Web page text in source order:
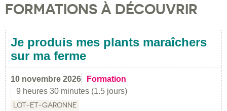
FORMATIONS À DÉCOUVRIR
Je produis mes plants maraîchers
sur ma ferme
10 novembre 2026
Formation
9 heures 30 minutes (1.5 jours)
LOT-ET-GARONNE